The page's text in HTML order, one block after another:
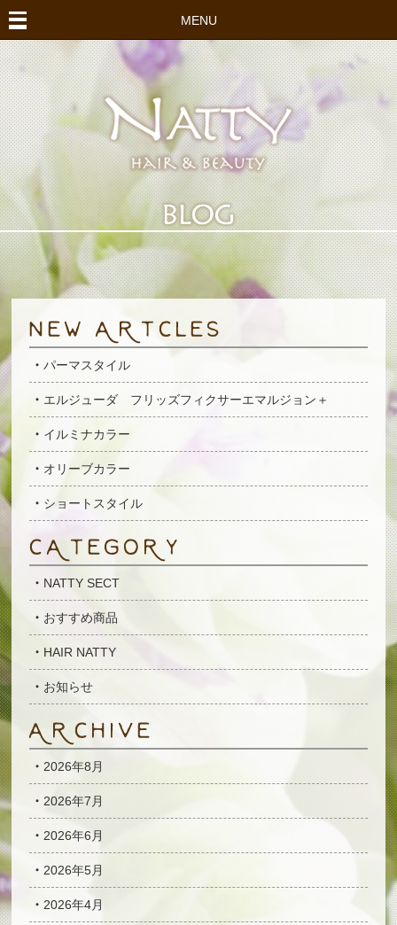
MENU
パーマスタイル
エルジューダ フリッズフィクサーエマルジョン＋
イルミナカラー
オリーブカラー
ショートスタイル
NATTY SECT
おすすめ商品
HAIR NATTY
お知らせ
2026年8月
2026年7月
2026年6月
2026年5月
2026年4月